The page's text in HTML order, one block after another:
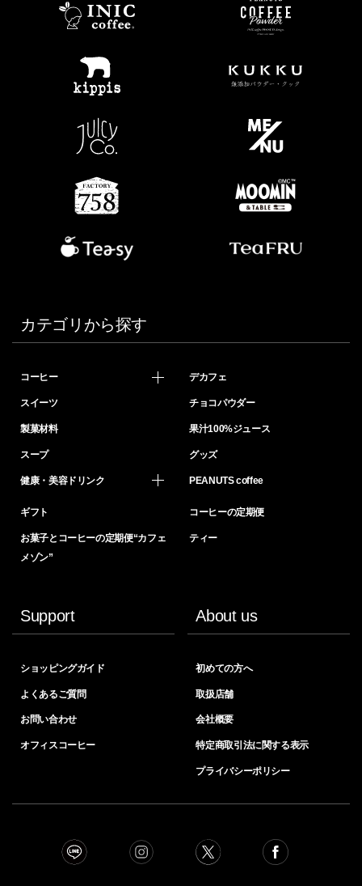
カテゴリから探す
コーヒー デカフェ
スイーツ チョコパウダー
製菓材料 果汁100%ジュース
スープ グッズ
健康・美容ドリンク PEANUTS coffee
ギフト コーヒーの定期便
お菓子とコーヒーの定期便“カフェ
メゾン”
ティー
Support
ショッピングガイド
よくあるご質問
お問い合わせ
オフィスコーヒー
About us
初めての方へ
取扱店舗
会社概要
特定商取引法に関する表示
プライバシーポリシー